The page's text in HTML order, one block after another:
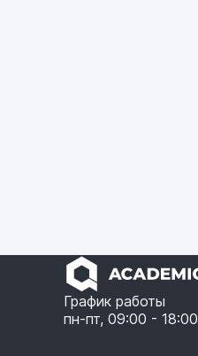
График работы
пн-пт, 09:00 - 18:00